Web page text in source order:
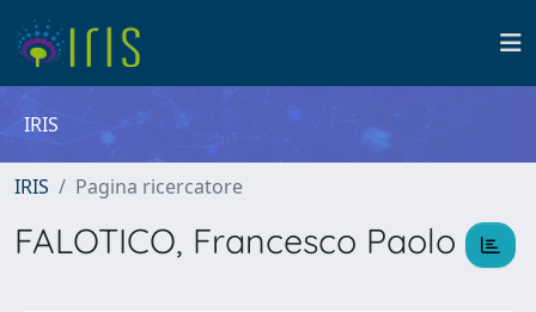
IRIS
IRIS Pagina ricercatore
FALOTICO, Francesco Paolo